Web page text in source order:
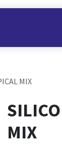
MIX
MIX